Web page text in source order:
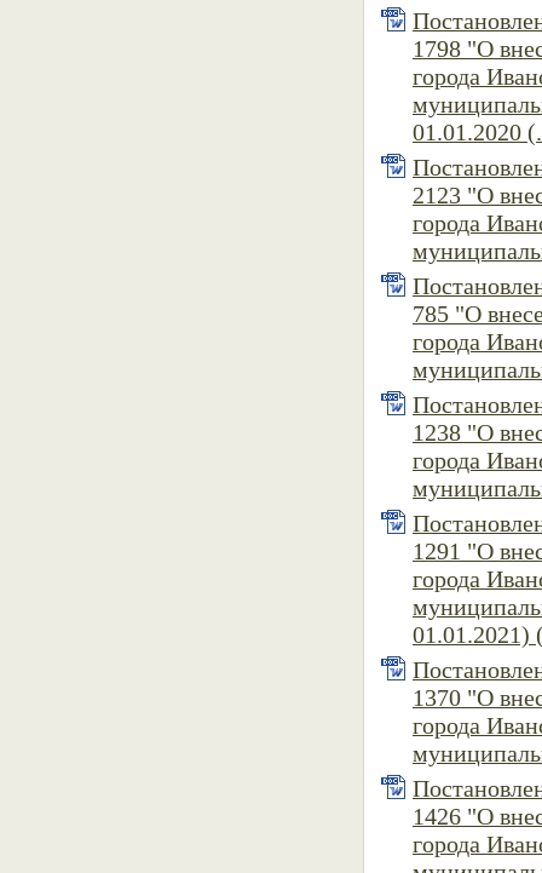
1798 "О
города
01.01.2020
2123 "О
города
785 "О
города
1238 "О
города
1291 "О
города
01.01.2021)
1370 "О
города
1426 "О
города